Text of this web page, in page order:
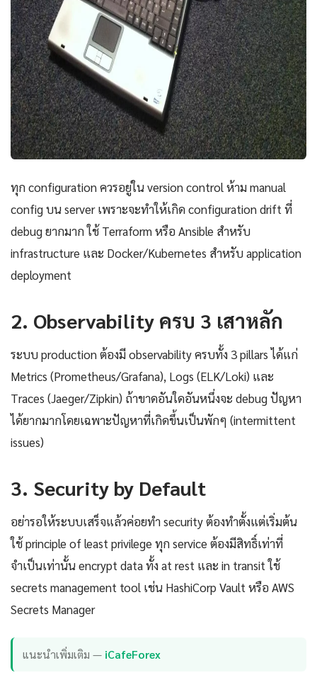
ทุก configuration ควรอยู่ใน version control ห้าม manual
config บน server เพราะจะทำให้เกิด configuration drift ที่
debug ยากมาก ใช้ Terraform หรือ Ansible สำหรับ
infrastructure และ Docker/Kubernetes สำหรับ application
deployment
2. Observability ครบ 3 เสาหลัก
ระบบ production ต้องมี observability ครบทั้ง 3 pillars ได้แก่
Metrics (Prometheus/Grafana), Logs (ELK/Loki) และ
Traces (Jaeger/Zipkin) ถ้าขาดอันใดอันหนึ่งจะ debug ปัญหา
ได้ยากมากโดยเฉพาะปัญหาที่เกิดขึ้นเป็นพักๆ (intermittent
issues)
3. Security by Default
อย่ารอให้ระบบเสร็จแล้วค่อยทำ security ต้องทำตั้งแต่เริ่มต้น
ใช้ principle of least privilege ทุก service ต้องมีสิทธิ์เท่าที่
จำเป็นเท่านั้น encrypt data ทั้ง at rest และ in transit ใช้
secrets management tool เช่น HashiCorp Vault หรือ AWS
Secrets Manager
แนะนำเพิ่มเติม — iCafeForex